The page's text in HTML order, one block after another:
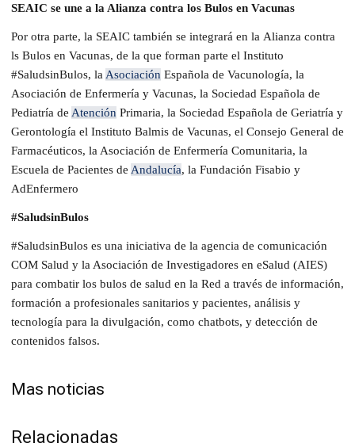
SEAIC se une a la Alianza contra los Bulos en Vacunas
Por otra parte, la SEAIC también se integrará en la Alianza contra
ls Bulos en Vacunas, de la que forman parte el Instituto
#SaludsinBulos, la Asociación Española de Vacunología, la
Asociación de Enfermería y Vacunas, la Sociedad Española de
Pediatría de Atención Primaria, la Sociedad Española de Geriatría y
Gerontología el Instituto Balmis de Vacunas, el Consejo General de
Farmacéuticos, la Asociación de Enfermería Comunitaria, la
Escuela de Pacientes de Andalucía, la Fundación Fisabio y
AdEnfermero
#SaludsinBulos
#SaludsinBulos es una iniciativa de la agencia de comunicación
COM Salud y la Asociación de Investigadores en eSalud (AIES)
para combatir los bulos de salud en la Red a través de información,
formación a profesionales sanitarios y pacientes, análisis y
tecnología para la divulgación, como chatbots, y detección de
contenidos falsos.
Mas noticias
Relacionadas